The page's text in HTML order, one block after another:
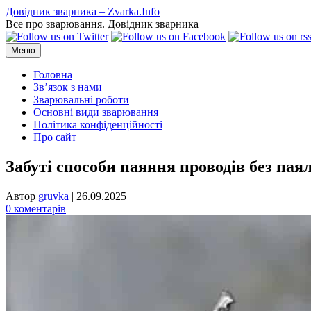
Перейти
до
вмісту
Довідник зварника – Zvarka.Info
Все про зварювання. Довідник зварника
Меню
Головна
Зв’язок з нами
Зварювальні роботи
Основні види зварювання
Політика конфіденційності
Про сайт
Забуті способи паяння проводів без
Автор gruvka | 26.09.2025
0 коментарів